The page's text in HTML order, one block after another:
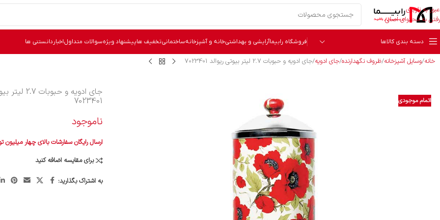
عبور به ناوبری
رفتن به محتوای اصلی
دسته بندی کالاها فروشگاه رابیماآرایشی و بهداشتیخانه و آشپزخانهساختمانیتخفیف هاپیشنهاد ویژهسوالات متداولاخبار دانستنی ها
خانه وسایل آشپزخانه ظروف نگهدارنده جای ادویه جای ادویه و حبوبات 2.7 لیتر بیوتی ریوالد 7023401
اتمام موجودی
جای ادویه و
7023401
ناموجود
ارسال رایگان سفارشات بالای چهار میلیون
برای مقایسه اضافه کنید
به اشتراک بگذارید: